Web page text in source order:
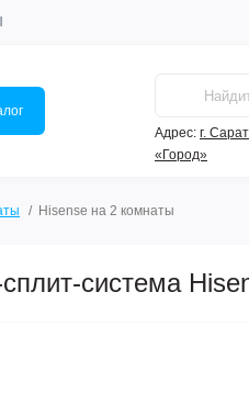
Адрес: г.
«Город»
Hisense на 2 комнаты
система